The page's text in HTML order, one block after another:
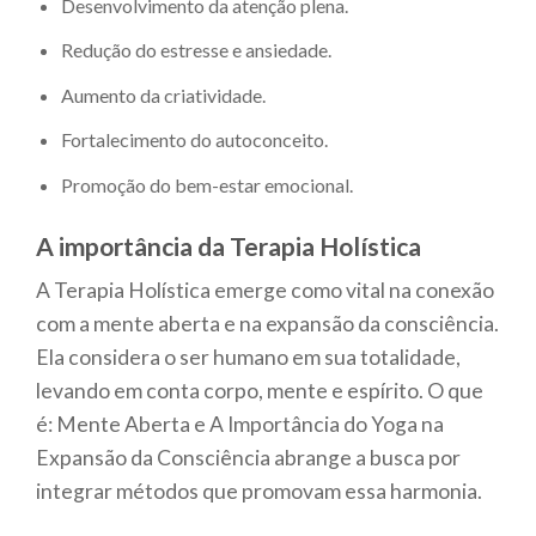
Desenvolvimento da atenção plena.
Redução do estresse e ansiedade.
Aumento da criatividade.
Fortalecimento do autoconceito.
Promoção do bem-estar emocional.
A importância da Terapia Holística
A Terapia Holística emerge como vital na conexão
com a mente aberta e na expansão da consciência.
Ela considera o ser humano em sua totalidade,
levando em conta corpo, mente e espírito. O que
é: Mente Aberta e A Importância do Yoga na
Expansão da Consciência abrange a busca por
integrar métodos que promovam essa harmonia.